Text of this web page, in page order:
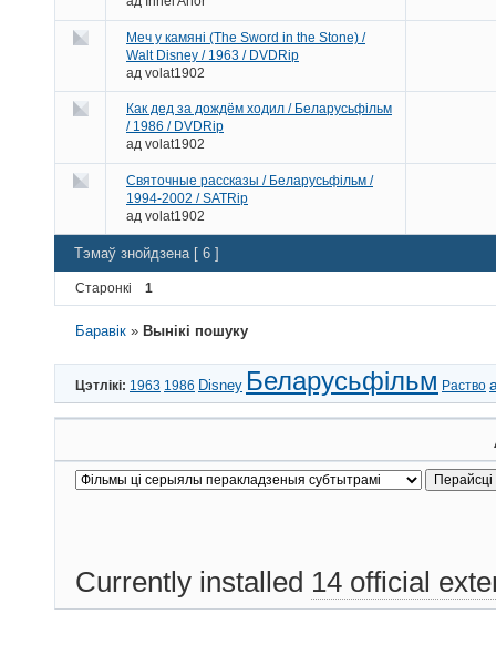
Меч у камяні (The Sword in the Stone) /
Walt Disney / 1963 / DVDRip
ад volat1902
Как дед за дождём ходил / Беларусьфільм
/ 1986 / DVDRip
ад volat1902
Святочные рассказы / Беларусьфільм /
1994-2002 / SATRip
ад volat1902
Тэмаў знойдзена [ 6 ]
Старонкі 1
Баравік » Вынікі пошуку
Цэтлікі: 1963 1986 Disney Беларусьфільм Раство
Currently installed 14 official